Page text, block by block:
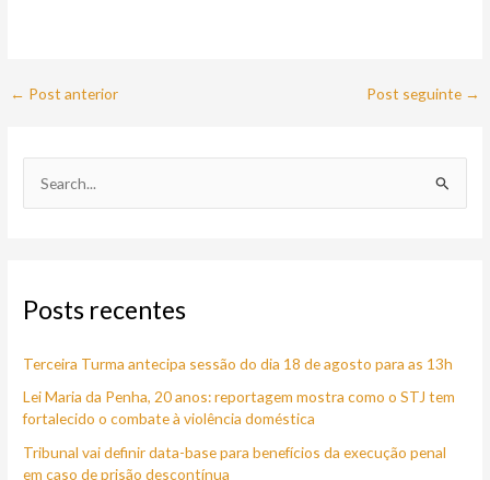
← Post anterior Post seguinte →
u
s
a
r
p
Posts recentes
Terceira Turma antecipa sessão do dia 18 de agosto para as 13h
Lei Maria da Penha, 20 anos: reportagem mostra como o STJ tem
fortalecido o combate à violência doméstica
Tribunal vai definir data-base para benefícios da execução penal
em caso de prisão descontínua